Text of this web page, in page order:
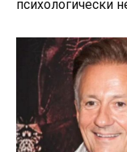
психологически